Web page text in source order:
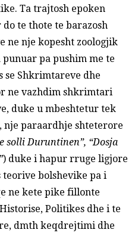
Ta trajtosh epoken
te thote te barazosh
ne nje kopesht zoologjik
punuar pa pushim me te
se Shkrimtareve dhe
ne vazhdim shkrimtari
duke u mbeshtetur tek
nje paraardhje shteterore
solli Duruntinen”, “Dosja
) duke i hapur rruge ligjore
bolshevike pa i
ne kete pike fillonte
Politikes dhe i te
dmth keqdrejtimi dhe